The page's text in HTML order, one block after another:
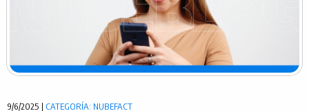
9/6/2025 | CATEGORÍA: NUBEFACT